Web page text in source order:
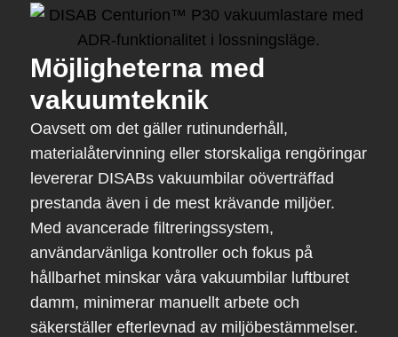
Möjligheterna med
vakuumteknik
Oavsett om det gäller rutinunderhåll,
materialåtervinning eller storskaliga rengöringar
levererar DISABs vakuumbilar oöverträffad
prestanda även i de mest krävande miljöer.
Med avancerade filtreringssystem,
användarvänliga kontroller och fokus på
hållbarhet minskar våra vakuumbilar luftburet
damm, minimerar manuellt arbete och
säkerställer efterlevnad av miljöbestämmelser.